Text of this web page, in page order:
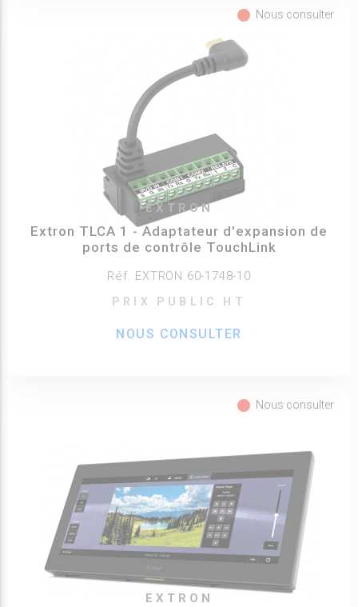
fiber_manual_record Nous consulter
EXTRON
Extron TLCA 1 - Adaptateur d'expansion de
ports de contrôle TouchLink
Réf. EXTRON 60-1748-10
PRIX PUBLIC HT
NOUS CONSULTER
fiber_manual_record Nous consulter
EXTRON